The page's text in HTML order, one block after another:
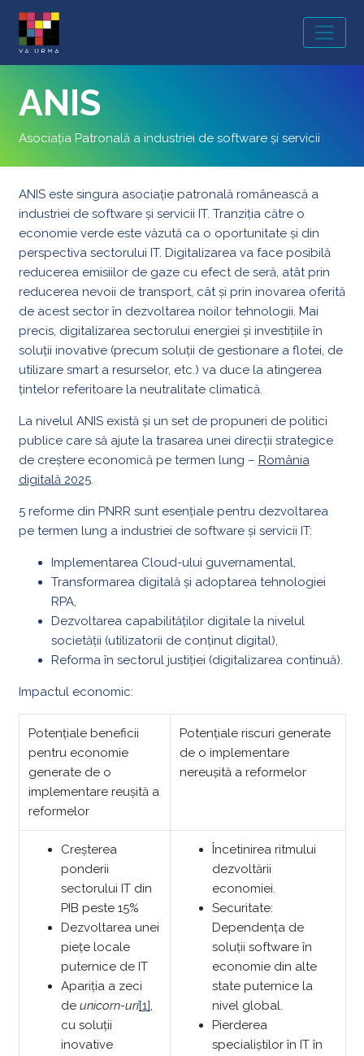
MAIN NAVIGATION
ANIS
Asociația Patronală a industriei de software și servicii
ANIS este singura asociație patronală românească a
industriei de software și servicii IT. Tranziția către o
economie verde este văzută ca o oportunitate și din
perspectiva sectorului IT. Digitalizarea va face posibilă
reducerea emisiilor de gaze cu efect de seră, atât prin
reducerea nevoii de transport, cât și prin inovarea oferită
de acest sector în dezvoltarea noilor tehnologii. Mai
precis, digitalizarea sectorului energiei și investițiile în
soluții inovative (precum soluții de gestionare a flotei, de
utilizare smart a resurselor, etc.) va duce la atingerea
țintelor referitoare la neutralitate climatică.
La nivelul ANIS există și un set de propuneri de politici
publice care să ajute la trasarea unei direcții strategice
de creștere economică pe termen lung – România
digitală 2025.
5 reforme din PNRR sunt esențiale pentru dezvoltarea
pe termen lung a industriei de software și servicii IT:
Implementarea Cloud-ului guvernamental,
Transformarea digitală și adoptarea tehnologiei
RPA,
Dezvoltarea capabilităților digitale la nivelul
societății (utilizatorii de conținut digital),
Reforma în sectorul justiției (digitalizarea continuă).
Impactul economic:
Potențiale beneficii
pentru economie
generate de o
implementare reușită a
reformelor
Potențiale riscuri generate
de o implementare
nereușită a reformelor
Creșterea
ponderii
sectorului IT din
PIB peste 15%
Dezvoltarea unei
piețe locale
puternice de IT
Apariția a zeci
de unicorn-uri[1],
cu soluții
inovative
Încetinirea ritmului
dezvoltării
economiei.
Securitate:
Dependența de
soluții software în
economie din alte
state puternice la
nivel global.
Pierderea
specialiștilor în IT în